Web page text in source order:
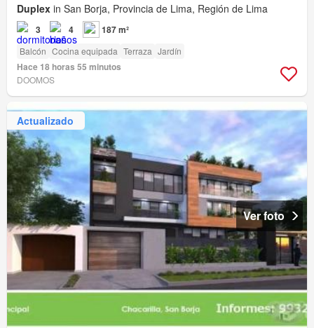
Duplex in San Borja, Provincia de Lima, Región de Lima
3 4 187 m²
Balcón Cocina equipada Terraza Jardín
Hace 18 horas 55 minutos
DOOMOS
Actualizado
Ver foto